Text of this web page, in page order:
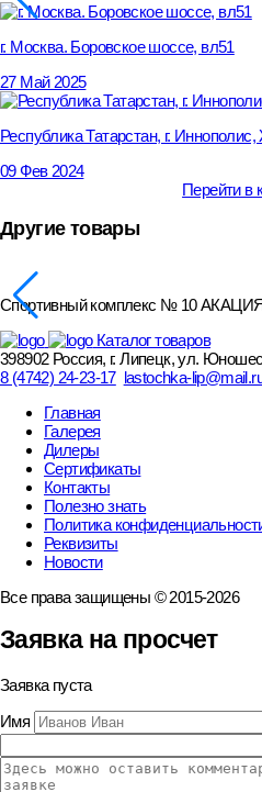
г. Москва. Боровское шоссе, вл51
27 Май 2025
Республика Татарстан, г.
09 Фев 2024
Перейти в
Другие товары
Спортивный комплекс № 10
Каталог товаров
398902 Россия, г. Липецк, ул.
8 (4742) 24-23-17 lastochka-
Главная
Галерея
Дилеры
Сертификаты
Контакты
Полезно знать
Политика
Реквизиты
Новости
Все права защищены © 2015-2026
Заявка на просчет
Заявка пуста
Имя